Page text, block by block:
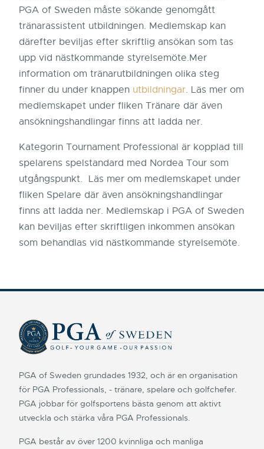
PGA of Sweden måste sökande genomgått
tränarassistent utbildningen. Medlemskap kan
därefter beviljas efter skriftlig ansökan som tas
upp vid nästkommande styrelsemöte.Mer
information om tränarutbildningen olika steg
finner du under knappen utbildningar. Läs mer om
medlemskapet under fliken Tränare där även
ansökningshandlingar finns att ladda ner.
Kategorin Tournament Professional är kopplad till
spelarens spelstandard med Nordea Tour som
utgångspunkt. Läs mer om medlemskapet under
fliken Spelare där även ansökningshandlingar
finns att ladda ner. Medlemskap i PGA of Sweden
kan beviljas efter skriftligen inkommen ansökan
som behandlas vid nästkommande styrelsemöte.
PGA of Sweden grundades 1932, och är en organisation
för PGA Professionals, - tränare, spelare och golfchefer.
PGA jobbar för golfsportens bästa genom att aktivt
utveckla och stärka våra PGA Professionals.
PGA består av över 1200 kvinnliga och manliga